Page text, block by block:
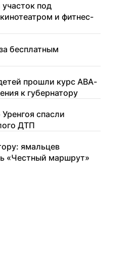
под
и фитнес-
бесплатным
прошли курс АВА-
к губернатору
спасли
ДТП
ямальцев
«Честный маршрут»